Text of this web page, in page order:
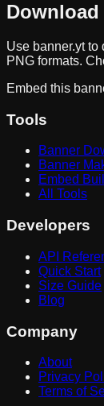
Download
Use banner.yt to
PNG formats.
Embed this
Tools
Banner
Banner
Embed
All Tools
Developers
API
Quick Start
Size Guide
Blog
Company
About
Privacy
Terms of